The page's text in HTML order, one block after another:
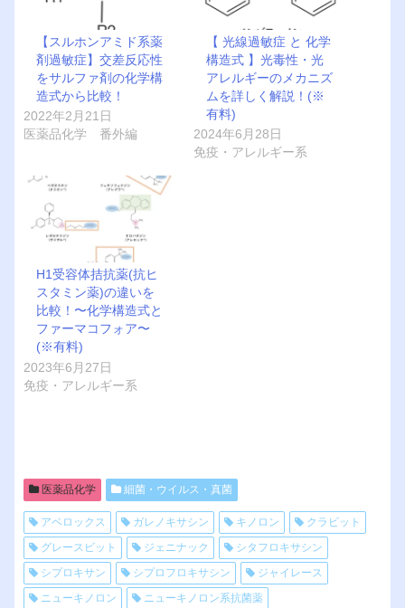
【スルホンアミド系薬
剤過敏症】交差反応性
をサルファ剤の化学構
造式から比較！
2022年2月21日
医薬品化学 番外編
【 光線過敏症 と 化学
構造式 】光毒性・光
アレルギーのメカニズ
ムを詳しく解説！(※
有料)
2024年6月28日
免疫・アレルギー系
H1受容体拮抗薬(抗ヒ
スタミン薬)の違いを
比較！〜化学構造式と
ファーマコフォア〜
(※有料)
2023年6月27日
免疫・アレルギー系
医薬品化学 細菌・ウイルス・真菌
アベロックス ガレノキサシン キノロン
クラビット
グレースビット
ジェニナック
シタフロキサシン
シプロキサン
シプロフロキサシン
ジャイレース
ニューキノロン
ニューキノロン系抗菌薬